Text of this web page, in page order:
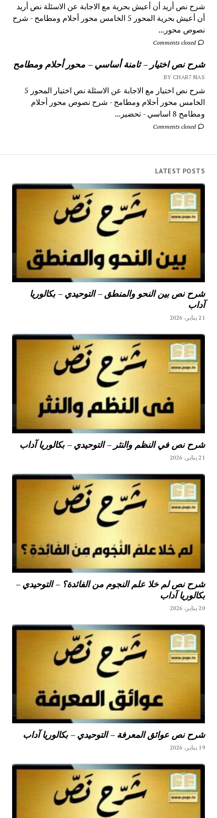
شرح نص أريد أن أعيش بحرية مع الاجابة عن الاسئلة نص أريد
أن أعيش بحرية المحور 5 الخامس محور أحلام ومطامح - شرح
نصوص محور...
Comments closed
شرح نص اختيار – ثامنة أساسي – محور أحلام ومطامح
BY CHAR7 NAS
شرح نص اختيار مع الاجابة عن الاسئلة نص اختيار المحور 5
الخامس محور أحلام ومطامح - شرح نصوص محور أحلام
ومطامح 8 اساسي - تحضير...
Comments closed
LATEST POSTS
شرح نص بين النحو والمنطق – التوحيدي – بكالوريا
آداب
21 يناير، 2026
شرح نص في النظم والنثر – التوحيدي – بكالوريا آداب
21 يناير، 2026
شرح نص لم خلا علم النجوم من الفائدة؟ – التوحيدي –
بكالوريا آداب
20 يناير، 2026
شرح نص عوائق المعرفة – التوحيدي – بكالوريا آداب
19 يناير، 2026